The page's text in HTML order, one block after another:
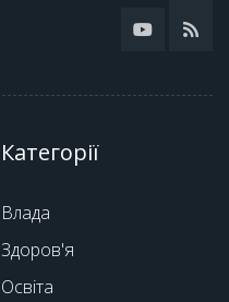
Категорії
Влада
Здоров'я
Освіта